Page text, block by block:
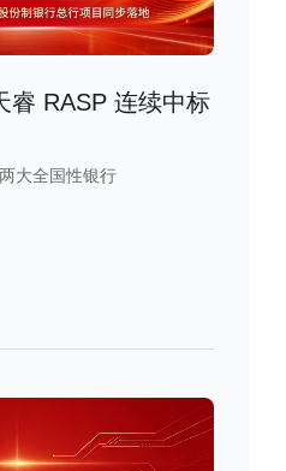
睿 RASP 连续中标
大全国性银行